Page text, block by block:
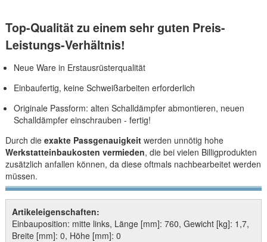
Top-Qualität zu einem sehr guten Preis-
Leistungs-Verhältnis!
Neue Ware in Erstausrüsterqualität
Einbaufertig, keine Schweißarbeiten erforderlich
Originale Passform: alten Schalldämpfer abmontieren, neuen
Schalldämpfer einschrauben - fertig!
Durch die exakte Passgenauigkeitwerden unnötig hohe
Werkstatteinbaukosten vermieden, die bei vielen Billigprodukten
zusätzlich anfallen können, da diese oftmals nachbearbeitet werden
müssen.
Artikeleigenschaften:
Einbauposition: mitte links, Länge [mm]: 760, Gewicht [kg]: 1,7,
Breite [mm]: 0, Höhe [mm]: 0